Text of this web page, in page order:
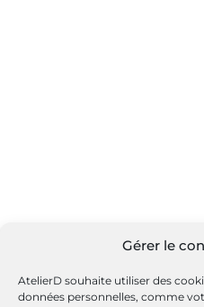
Gérer le
AtelierD souhaite utiliser des
données personnelles, comme